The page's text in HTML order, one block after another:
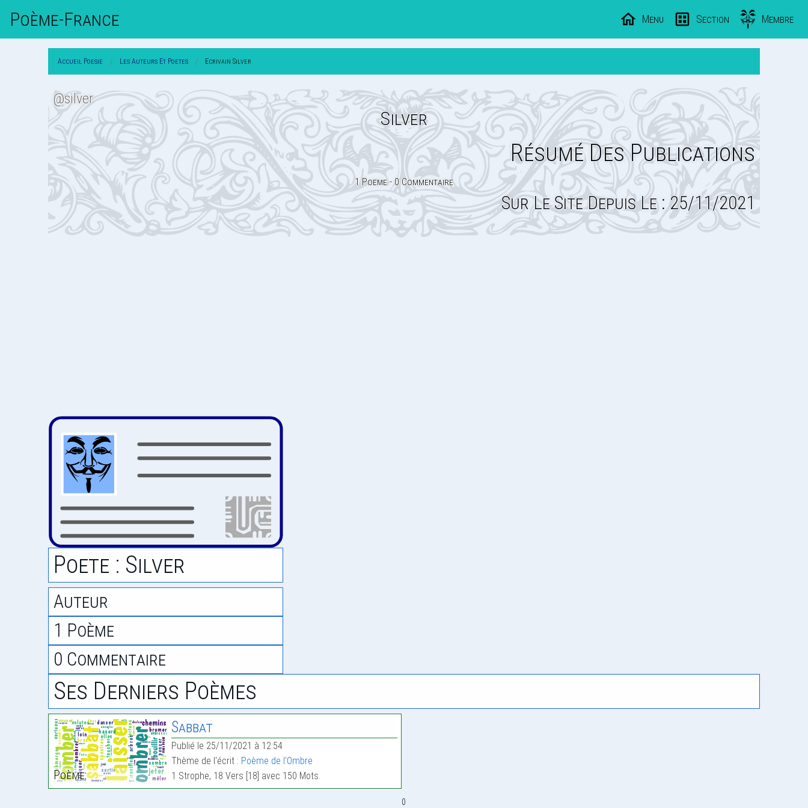
Poème-FrAnce Menu Section Membre
Accueil Poesie Les Auteurs Et Poetes Ecrivain Silver
Silver
@silver
Résumé Des Publications
1 Poeme - 0 Commentaire
Sur Le Site Depuis Le : 25/11/2021
Poete : Silver
Auteur
1 Poème
0 Commentaire
Ses Derniers Poèmes
Poème:
Sabbat
Publié le 25/11/2021 à 12:54
Thème de l'écrit : Poème de l'Ombre
1 Strophe, 18 Vers [18] avec 150 Mots.
0